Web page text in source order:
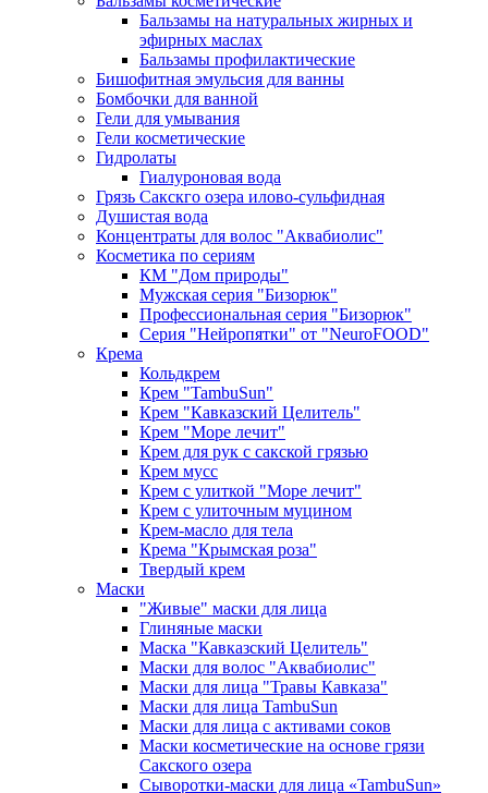
Бальзамы на натуральных жирных и
эфирных маслах
Бальзамы профилактические
Бишофитная эмульсия для ванны
Бомбочки для ванной
Гели для умывания
Гели косметические
Гидролаты
Гиалуроновая вода
Грязь Сакскго озера илово-сульфидная
Душистая вода
Концентраты для волос "Аквабиолис"
Косметика по сериям
КМ "Дом природы"
Мужская серия "Бизорюк"
Профессиональная серия "Бизорюк"
Серия "Нейропятки" от "NeuroFOOD"
Крема
Кольдкрем
Крем "TambuSun"
Крем "Кавказский Целитель"
Крем "Море лечит"
Крем для рук с сакской грязью
Крем мусс
Крем с улиткой "Море лечит"
Крем с улиточным муцином
Крем-масло для тела
Крема "Крымская роза"
Твердый крем
Маски
"Живые" маски для лица
Глиняные маски
Маска "Кавказский Целитель"
Маски для волос "Аквабиолис"
Маски для лица "Травы Кавказа"
Маски для лица TambuSun
Маски для лица с активами соков
Маски косметические на основе грязи
Сакского озера
Сыворотки-маски для лица «TambuSun»